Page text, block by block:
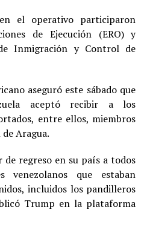
el operativo participaron
de Ejecución (ERO) y
Inmigración y Control de
aseguró este sábado que
aceptó recibir a los
entre ellos, miembros
Aragua.
de regreso en su país a todos
venezolanos que estaban
incluidos los pandilleros
Trump en la plataforma